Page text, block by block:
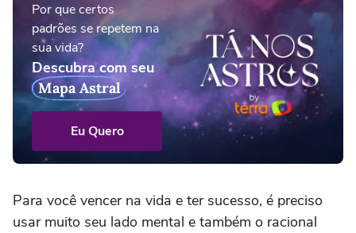
Por que certos
padrões se repetem na
sua vida?
Descubra com seu
Mapa Astral
Eu Quero
Para você vencer na vida e ter sucesso, é preciso
usar muito seu lado mental e também o racional